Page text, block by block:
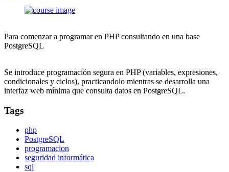
Para comenzar a programar en PHP consultando en una base
PostgreSQL
Se introduce programación segura en PHP (variables, expresiones,
condicionales y ciclos), practicandolo mientras se desarrolla una
interfaz web mínima que consulta datos en PostgreSQL.
Tags
php
PostgreSQL
programacion
seguridad informática
sql